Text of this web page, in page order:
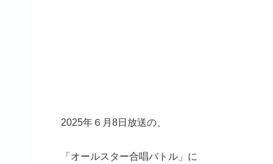
2025年６月8日放送の、
「オールスター合唱バトル」に